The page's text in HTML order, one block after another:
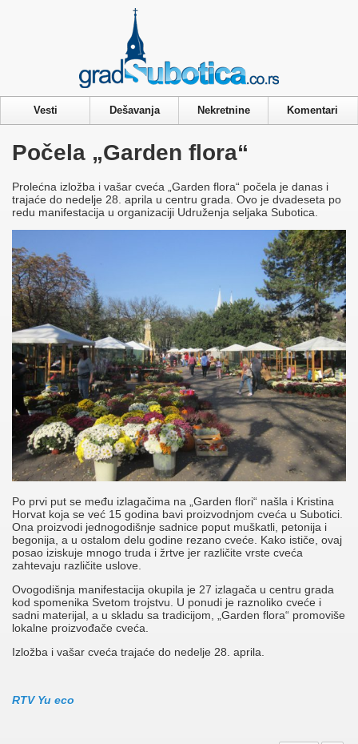
Vesti Dešavanja Nekretnine Komentari
Počela „Garden flora“
Prolećna izložba i vašar cveća „Garden flora“ počela je danas i
trajaće do nedelje 28. aprila u centru grada. Ovo je dvadeseta po
redu manifestacija u organizaciji Udruženja seljaka Subotica.
Po prvi put se među izlagačima na „Garden flori“ našla i Kristina
Horvat koja se već 15 godina bavi proizvodnjom cveća u Subotici.
Ona proizvodi jednogodišnje sadnice poput muškatli, petonija i
begonija, a u ostalom delu godine rezano cveće. Kako ističe, ovaj
posao iziskuje mnogo truda i žrtve jer različite vrste cveća
zahtevaju različite uslove.
Ovogodišnja manifestacija okupila je 27 izlagača u centru grada
kod spomenika Svetom trojstvu. U ponudi je raznoliko cveće i
sadni materijal, a u skladu sa tradicijom, „Garden flora“ promoviše
lokalne proizvođače cveća.
Izložba i vašar cveća trajaće do nedelje 28. aprila.
RTV Yu eco
Privacy & Cookies Policy